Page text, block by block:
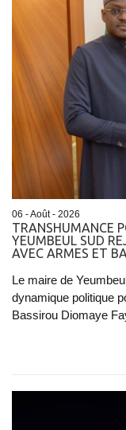
06 - Août - 2026
TRANSHUMANCE
YEUMBEUL SUD
AVEC ARMES ET
Le maire de
dynamique politique
Bassirou Diomaye